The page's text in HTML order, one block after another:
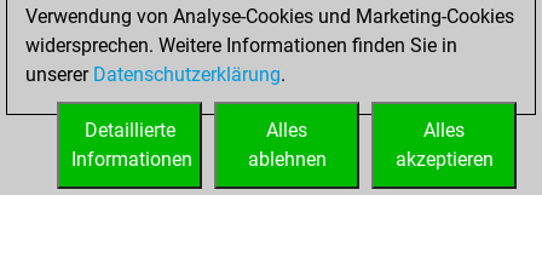
You played 31
bullet games
Play
You scored +13
=1 -17 in bullet
Verwendung von Analyse-Cookies und Marketing-Cookies
widersprechen. Weitere Informationen finden Sie in
unserer Datenschutzerklärung.
Alles
akzeptieren
Alles
ablehnen
Detaillierte
Informationen